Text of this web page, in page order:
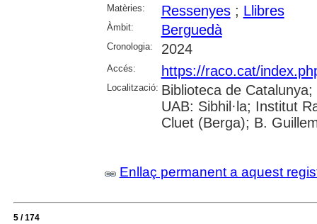
Matèries: Ressenyes; Llibres
Àmbit: Berguedà
Cronologia: 2024
Accés: https://raco.cat/
Localització: Biblioteca de
UAB: Sibhil·la; Institut
Cluet (Berga); B.
Enllaç permanent a aquest
5 / 174